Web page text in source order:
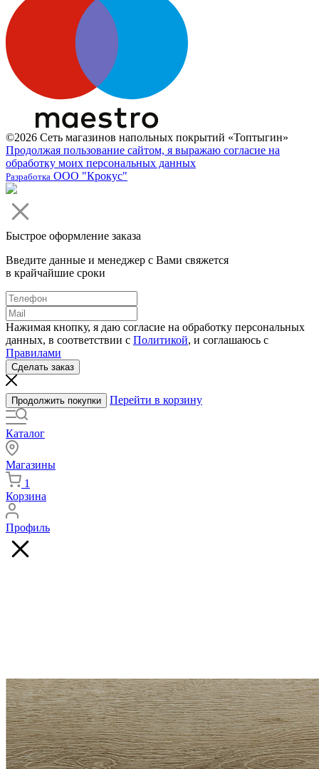
©2026 Сеть магазинов напольных покрытий «Топтыгин»
Продолжая пользование сайтом, я выражаю согласие на
обработку моих персональных данных
Разработка ООО "Крокус"
Быстрое оформление заказа
Введите данные и менеджер с Вами свяжется
в крайчайшие сроки
Нажимая кнопку, я даю согласие на обработку персональных
данных, в соответствии с Политикой, и соглашаюсь с
Правилами
Сделать заказ
Продолжить покупки Перейти в корзину
Каталог
Магазины
1
Корзина
Профиль